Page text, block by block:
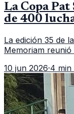
La Copa
de 400
La edición 35 de
Memoriam reunió
delegación
10 jun 2026·4 min